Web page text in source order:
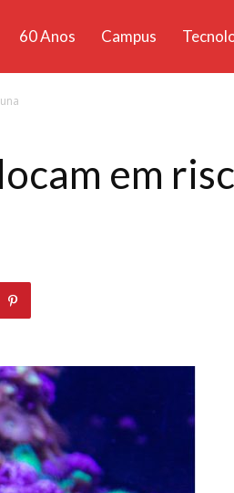
60 Anos Campus
em